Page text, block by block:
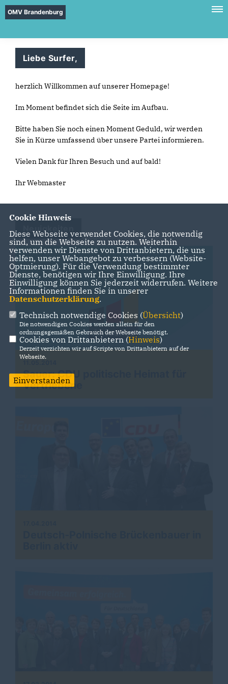
OMV Brandenburg
Liebe Surfer,
herzlich Willkommen auf unserer Homepage!
Im Moment befindet sich die Seite im Aufbau.
Bitte haben Sie noch einen Moment Geduld, wir werden
Sie in Kürze umfassend über unsere Partei informieren.
Vielen Dank für Ihren Besuch und auf bald!
Ihr Webmaster
Neuigkeiten
Sauer: CDU politische Heimat für
Vertriebene
Cookie Hinweis
Diese Webseite verwendet Cookies, die notwendig
sind, um die Webseite zu nutzen. Weiterhin
verwenden wir Dienste von Drittanbietern, die uns
helfen, unser Webangebot zu verbessern (Website-
Optmierung). Für die Verwendung bestimmter
Dienste, benötigen wir Ihre Einwilligung. Ihre
Einwilligung können Sie jederzeit widerrufen. Weitere
Informationen finden Sie in unserer
Datenschutzerklärung.
Technisch notwendige Cookies (Übersicht)
Die notwendigen Cookies werden allein für den
ordnungsgemäßen Gebrauch der Webseite benötigt.
Cookies von Drittanbietern (Hinweis)
Derzeit verzichten wir auf Scripte von Drittanbietern auf der
Webseite.
Einverstanden